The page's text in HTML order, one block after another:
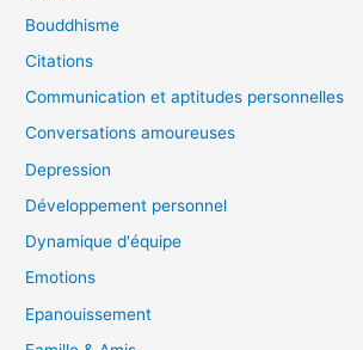
Bouddhisme
Citations
Communication et aptitudes personnelles
Conversations amoureuses
Depression
Développement personnel
Dynamique d'équipe
Emotions
Epanouissement